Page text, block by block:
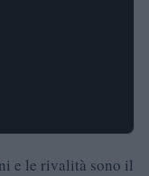
e le rivalità sono il